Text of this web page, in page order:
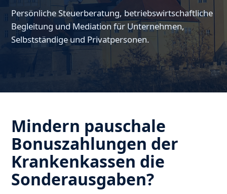
Persönliche Steuerberatung, betriebswirtschaftliche
Begleitung und Mediation für Unternehmen,
Selbstständige und Privatpersonen.
Mindern pauschale
Bonuszahlungen der
Krankenkassen die
Sonderausgaben?